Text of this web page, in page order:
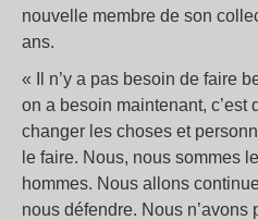
nouvelle membre de son
ans.
« Il n’y a pas besoin de faire
on a besoin maintenant, c’est
changer les choses et
le faire. Nous, nous sommes
hommes. Nous allons
nous défendre. Nous n’avons